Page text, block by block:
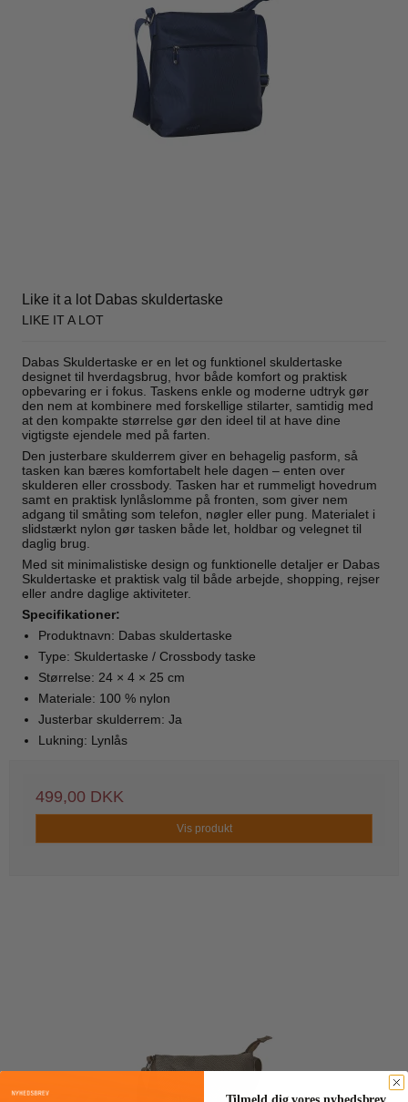
Like it a lot Dabas skuldertaske
LIKE IT A LOT
Dabas Skuldertaske er en let og funktionel skuldertaske
designet til hverdagsbrug, hvor både komfort og praktisk
opbevaring er i fokus. Taskens enkle og moderne udtryk gør
den nem at kombinere med forskellige stilarter, samtidig med
at den kompakte størrelse gør den ideel til at have dine
vigtigste ejendele med på farten.
Den justerbare skulderrem giver en behagelig pasform, så
tasken kan bæres komfortabelt hele dagen – enten over
skulderen eller crossbody. Tasken har et rummeligt hovedrum
samt en praktisk lynlåslomme på fronten, som giver nem
adgang til småting som telefon, nøgler eller pung. Materialet i
slidstærkt nylon gør tasken både let, holdbar og velegnet til
daglig brug.
Med sit minimalistiske design og funktionelle detaljer er Dabas
Skuldertaske et praktisk valg til både arbejde, shopping, rejser
eller andre daglige aktiviteter.
Specifikationer:
Produktnavn: Dabas skuldertaske
Type: Skuldertaske / Crossbody taske
Størrelse: 24 × 4 × 25 cm
Materiale: 100 % nylon
Justerbar skulderrem: Ja
Lukning: Lynlås
499,00 DKK
Vis produkt